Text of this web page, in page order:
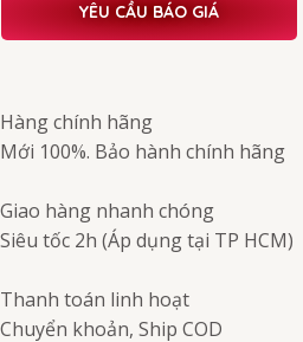
YÊU CẦU BÁO GIÁ
Hàng chính hãng
Mới 100%. Bảo hành chính hãng
Giao hàng nhanh chóng
Siêu tốc 2h (Áp dụng tại TP HCM)
Thanh toán linh hoạt
Chuyển khoản, Ship COD